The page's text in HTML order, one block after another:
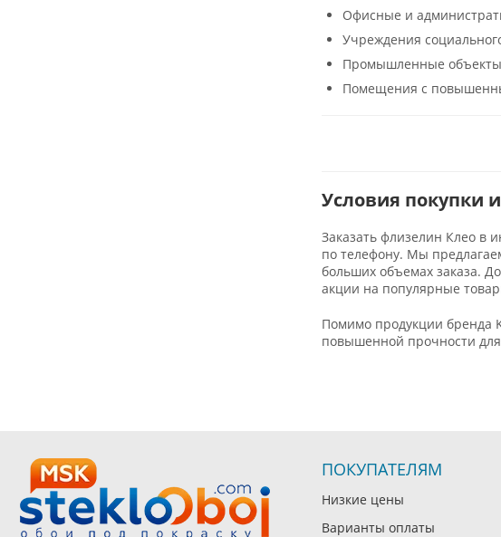
Офисные и
Учреждения
Промышленные объекты
Помещения с
Условия покупки
Заказать флизелин Клео в
по телефону. Мы
больших объемах заказа.
акции на популярные
Помимо продукции бренда
повышенной прочности
ПОКУПАТЕЛЯМ
Низкие цены
Варианты оплаты